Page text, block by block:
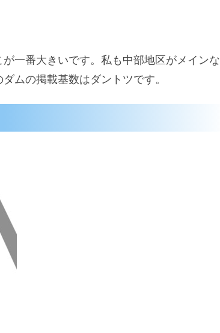
一番大きいです。私も中部地区がメインな
ムの掲載基数はダントツです。